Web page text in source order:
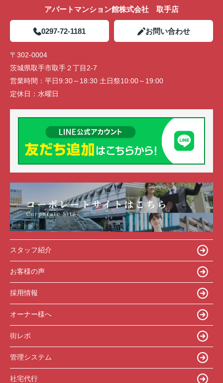
アパートマンション館株式会社 取手店
0297-72-1181 お問い合わせ
〒302-0004
茨城県取手市取手２丁目2-7
営業時間： 平日9:30～18:30 土日祭10:00～19:00
定休日： 水曜日
スタッフ紹介
お客様の声
採用情報
オーナー様へ
街レポ
管理システム
社宅代行